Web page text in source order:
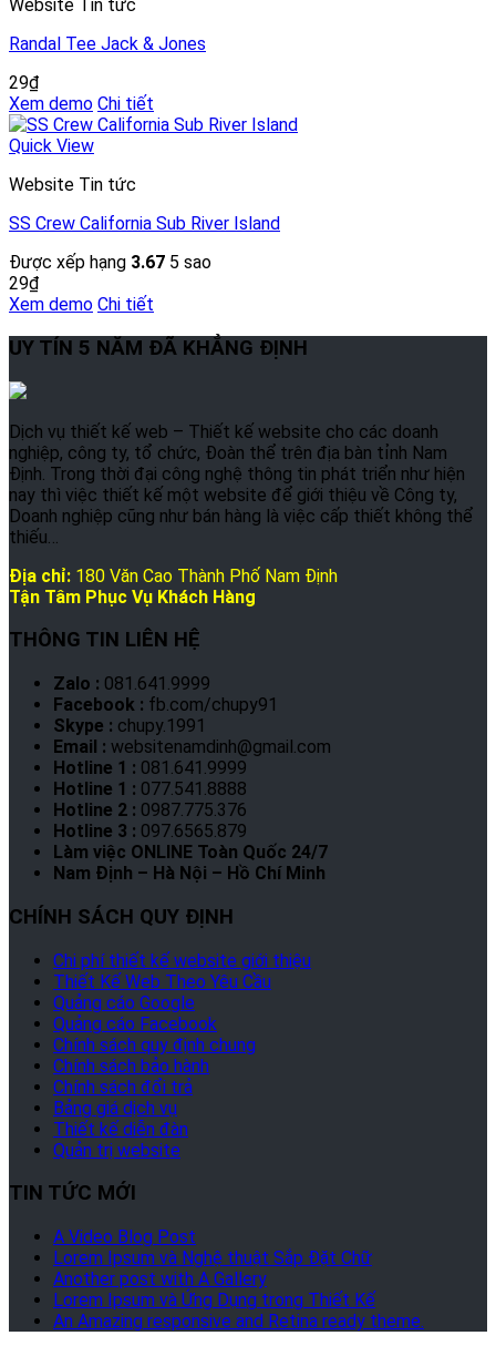
Website Tin tức
Randal Tee Jack & Jones
29₫
Xem demo Chi tiết
Quick View
Website Tin tức
SS Crew California Sub River Island
Được xếp hạng 3.67 5 sao
29₫
Xem demo Chi tiết
UY TÍN 5 NĂM ĐÃ KHẲNG ĐỊNH
Dịch vụ thiết kế web – Thiết kế website cho các doanh
nghiệp, công ty, tổ chức, Đoàn thể trên địa bàn tỉnh Nam
Định. Trong thời đại công nghệ thông tin phát triển như hiện
nay thì việc thiết kế một website để giới thiệu về Công ty,
Doanh nghiệp cũng như bán hàng là việc cấp thiết không thể
thiếu…
Địa chỉ: 180 Văn Cao Thành Phố Nam Định
Tận Tâm Phục Vụ Khách Hàng
THÔNG TIN LIÊN HỆ
Zalo : 081.641.9999
Facebook : fb.com/chupy91
Skype : chupy.1991
Email : websitenamdinh@gmail.com
Hotline 1 : 081.641.9999
Hotline 1 : 077.541.8888
Hotline 2 : 0987.775.376
Hotline 3 : 097.6565.879
Làm việc ONLINE Toàn Quốc 24/7
Nam Định – Hà Nội – Hồ Chí Minh
CHÍNH SÁCH QUY ĐỊNH
Chi phí thiết kế website giới thiệu
Thiết Kế Web Theo Yêu Cầu
Quảng cáo Google
Quảng cáo Facebook
Chính sách quy định chung
Chính sách bảo hành
Chính sách đổi trả
Bảng giá dịch vụ
Thiết kế diễn đàn
Quản trị website
TIN TỨC MỚI
A Video Blog Post
Lorem Ipsum và Nghệ thuật Sắp Đặt Chữ
Another post with A Gallery
Lorem Ipsum và Ứng Dụng trong Thiết Kế
An Amazing responsive and Retina ready theme.